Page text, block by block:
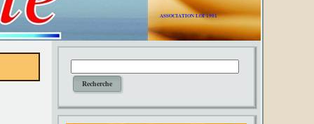
ASSOCIATION LOI 1901